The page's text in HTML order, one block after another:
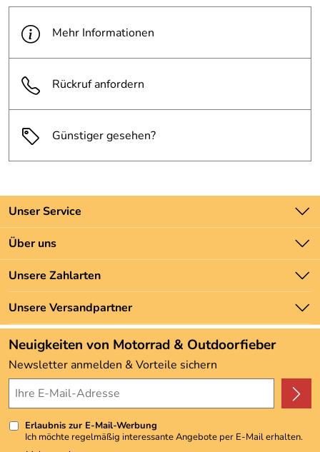
Mehr Informationen
Rückruf anfordern
Günstiger gesehen?
Unser Service
Kontakt
Batteriegesetz
Newsletter
Zahlung und Versand
Über uns
Unsere Bestseller
Marken
Neu
Angebote
Kundenbewertungen (3.492)
4,9/5*****
Unsere Zahlarten
Unsere Versandpartner
Neuigkeiten von Motorrad & Outdoorfieber
Newsletter anmelden & Vorteile sichern
Erlaubnis zur E-Mail-Werbung
Ich möchte regelmäßig interessante Angebote per E-Mail erhalten.
Meine E-Mail-Adresse wird nicht an andere Unternehmen